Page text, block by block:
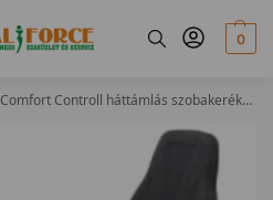
0
Comfort Controll háttámlás szobakerékpár